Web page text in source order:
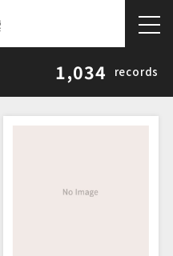
1,034 records